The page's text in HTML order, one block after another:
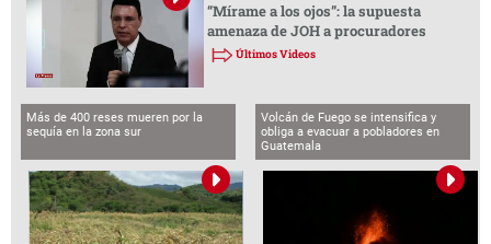
“Mírame a los ojos”: la supuesta
amenaza de JOH a procuradores
Últimos Videos
Más de 400 reses mueren por la
sequía en la zona sur
Volcán de Fuego se intensifica y
obliga a evacuar a pobladores en
Guatemala